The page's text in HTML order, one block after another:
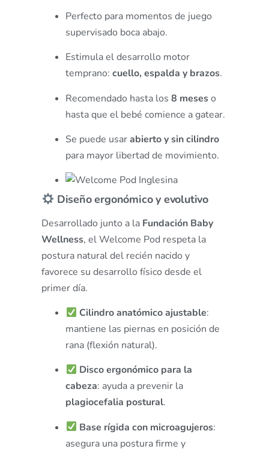
Perfecto para momentos de juego
supervisado boca abajo.
Estimula el desarrollo motor
temprano:cuello, espalda y brazos.
Recomendado hasta los8 meseso
hasta que el bebé comience a gatear.
Se puede usarabierto y sin cilindro
para mayor libertad de movimiento.
Diseño ergonómico y evolutivo
Desarrollado junto a la Fundación Baby
Wellness, el Welcome Pod respeta la
postura natural del recién nacido y
favorece su desarrollo físico desde el
primer día.
Cilindro anatómico ajustable:
mantiene las piernas en posición de
rana (flexión natural).
Disco ergonómico para la
cabeza: ayuda a prevenir la
plagiocefalia postural.
Base rígida con microagujeros:
asegura una postura firme y